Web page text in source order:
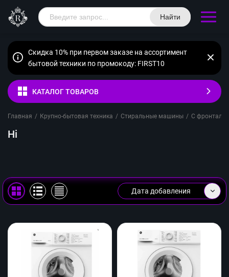
Найти
Скидка 10% при первом заказе на ассортимент
бытовой техники по промокоду: FIRST10
КАТАЛОГ ТОВАРОВ
Главная / Крупно-бытовая техника / Стиральные машины / С
Hi
Дата добавления